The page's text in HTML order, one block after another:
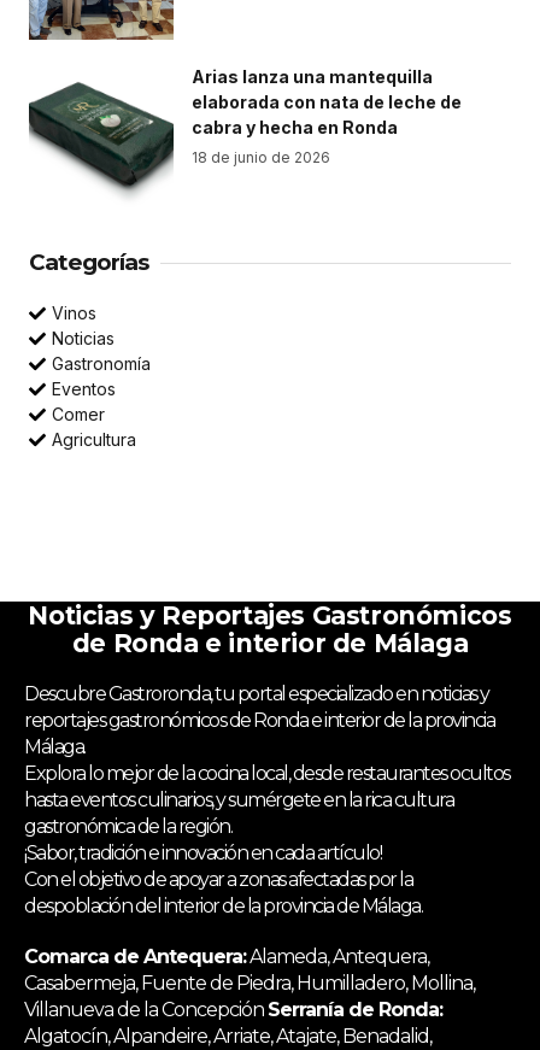
Arias lanza una mantequilla
elaborada con nata de leche de
cabra y hecha en Ronda
18 de junio de 2026
Categorías
Vinos
Noticias
Gastronomía
Eventos
Comer
Agricultura
Noticias y Reportajes Gastronómicos
de Ronda e interior de Málaga
Descubre Gastroronda, tu portal especializado en noticias y
reportajes gastronómicos de Ronda e interior de la provincia
Málaga.
Explora lo mejor de la cocina local, desde restaurantes ocultos
hasta eventos culinarios, y sumérgete en la rica cultura
gastronómica de la región.
¡Sabor, tradición e innovación en cada artículo!
Con el objetivo de apoyar a zonas afectadas por la
despoblación del interior de la provincia de Málaga.
Comarca de Antequera:Alameda, Antequera,
Casabermeja, Fuente de Piedra, Humilladero, Mollina,
Villanueva de la Concepción Serranía de Ronda:
Algatocín, Alpandeire, Arriate, Atajate, Benadalid,